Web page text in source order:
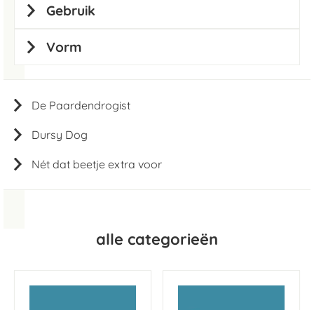
alle categorieën
De Paardendrogist
Dursy Dog
Nét dat beetje extra voor
Gebruik
Vorm